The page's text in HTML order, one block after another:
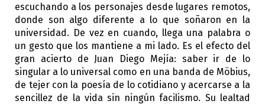
escuchando a los personajes desde lugares remotos,
donde son algo diferente a lo que soñaron en la
universidad. De vez en cuando, llega una palabra o
un gesto que los mantiene a mi lado. Es el efecto del
gran acierto de Juan Diego Mejía: saber ir de lo
singular a lo universal como en una banda de Möbius,
de tejer con la poesía de lo cotidiano y acercarse a la
sencillez de la vida sin ningún facilismo. Su lealtad